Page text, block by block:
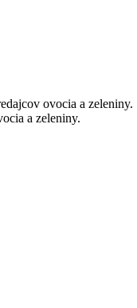
ovocia a zeleniny.
a zeleniny.